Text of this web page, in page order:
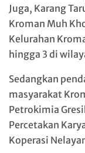
Juga, Karang
Kroman Muh
Kelurahan
hingga 3 di
Sedangkan
masyarakat
Petrokimia
Percetakan
Koperasi